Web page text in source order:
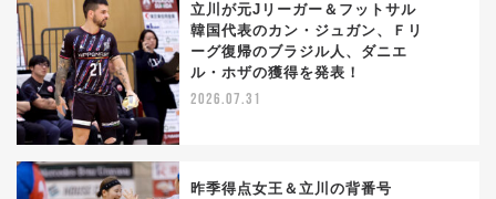
立川が元Jリーガー＆フットサル
韓国代表のカン・ジュガン、Ｆリ
ーグ復帰のブラジル人、ダニエ
ル・ホザの獲得を発表！
2026.07.31
昨季得点女王＆立川の背番号